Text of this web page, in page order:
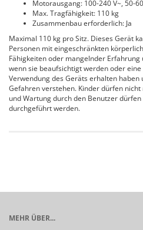
Motorausgang: 100-240 V~, 50-
Max. Tragfähigkeit: 110 kg
Zusammenbau erforderlich: Ja
Maximal 110 kg pro Sitz. Dieses Gerät
Personen mit eingeschränkten
Fähigkeiten oder mangelnder
wenn sie beaufsichtigt werden oder
Verwendung des Geräts erhalten
Gefahren verstehen. Kinder dürfen
und Wartung durch den Benutzer
durchgeführt werden.
MEHR ÜBER...